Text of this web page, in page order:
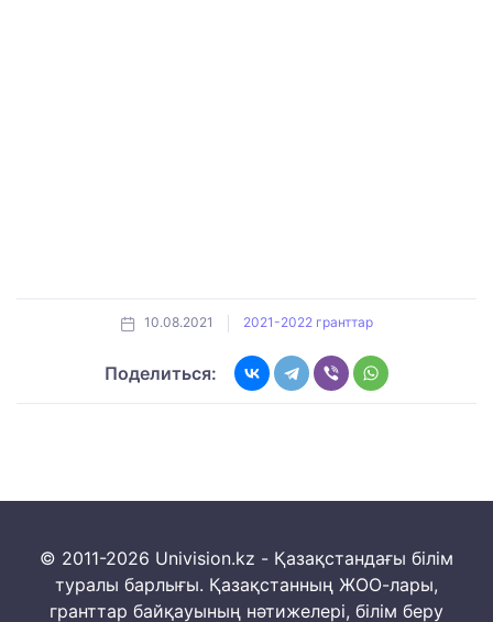
10.08.2021 2021-2022 гранттар
Поделиться:
© 2011-2026 Univision.kz - Қазақстандағы білім
туралы барлығы. Қазақстанның ЖОО-лары,
гранттар байқауының нәтижелері, білім беру